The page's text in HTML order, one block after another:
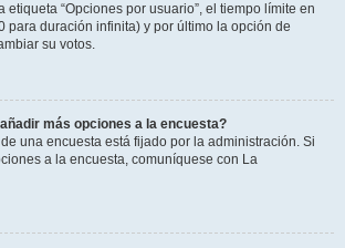
“Opciones por usuario”, el tiempo límite en
para duración infinita) y por último la opción de
su votos.
más opciones a la encuesta?
una encuesta está fijado por la administración. Si
a la encuesta, comuníquese con La